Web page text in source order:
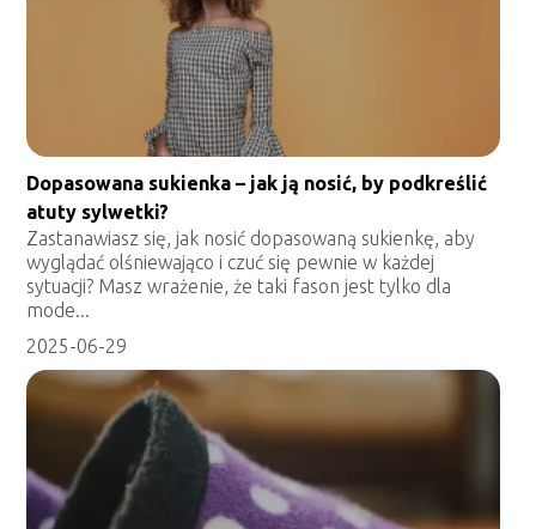
Dopasowana sukienka – jak ją nosić, by podkreślić
atuty sylwetki?
Zastanawiasz się, jak nosić dopasowaną sukienkę, aby
wyglądać olśniewająco i czuć się pewnie w każdej
sytuacji? Masz wrażenie, że taki fason jest tylko dla
mode...
2025-06-29